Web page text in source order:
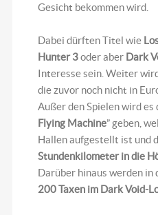
Gesicht bekommen wird.
Dabei dürften Titel wie
Hunter 3oder aber Dark
Interesse sein. Weiter
die zuvor noch nicht in
Außer den Spielen wird es
Flying Machine” geben,
Hallen aufgestellt ist und
Stundenkilometer in die
Darüber hinaus werden in
200 Taxen im Dark Void-